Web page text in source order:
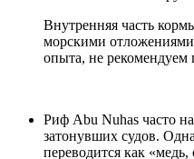
Внутренняя часть
морскими
опыта, не рекомендуем
Риф Abu Nuhas часто
затонувших судов.
переводится как